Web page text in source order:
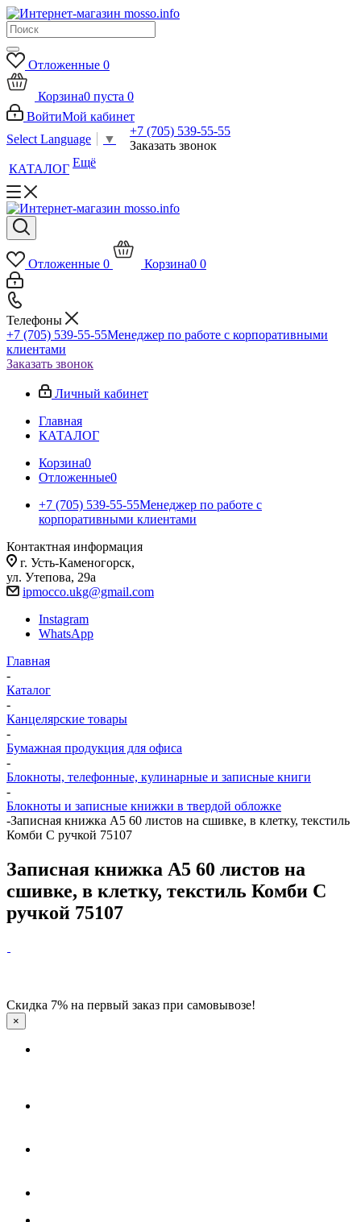
Отложенные 0
Корзина0 пуста 0
ВойтиМой кабинет
Select Language
▼
+7 (705) 539-55-55
Заказать звонок
КАТАЛОГ Ещё
Отложенные 0 Корзина0 0
Телефоны
+7 (705) 539-55-55Менеджер по работе с корпоративными
клиентами
Заказать звонок
Личный кабинет
Главная
КАТАЛОГ
Корзина0
Отложенные0
+7 (705) 539-55-55Менеджер по работе с
корпоративными клиентами
Контактная информация
г. Усть-Каменогорск,
ул. Утепова, 29а
ipmocco.ukg@gmail.com
Instagram
WhatsApp
Главная
-
Каталог
-
Канцелярские товары
-
Бумажная продукция для офиса
-
Блокноты, телефонные, кулинарные и записные книги
-
Блокноты и записные книжки в твердой обложке
-Записная книжка А5 60 листов на сшивке, в клетку, текстиль
Комби С ручкой 75107
Записная книжка А5 60 листов на
сшивке, в клетку, текстиль Комби С
ручкой 75107
Скидка 7% на первый заказ при самовывозе!
×